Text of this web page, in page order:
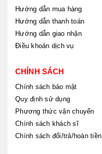
Hướng dẫn mua hàng
Hướng dẫn thanh toán
Hướng dẫn giao nhận
Điều khoản dịch vụ
CHÍNH SÁCH
Chính sách bảo mật
Quy định sử dụng
Phương thức vận chuyển
Chính sách khách sĩ
Chính sách đổi/trả/hoàn tiền